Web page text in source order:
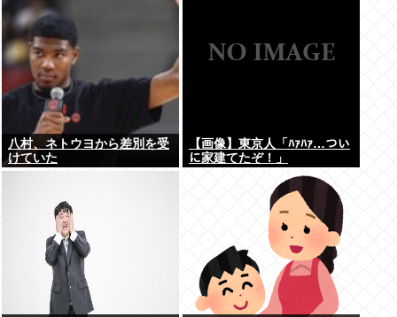
八村、ネトウヨから差別を受
けていた
【画像】東京人「ﾊｧﾊｧ…つい
に家建てたぞ！」